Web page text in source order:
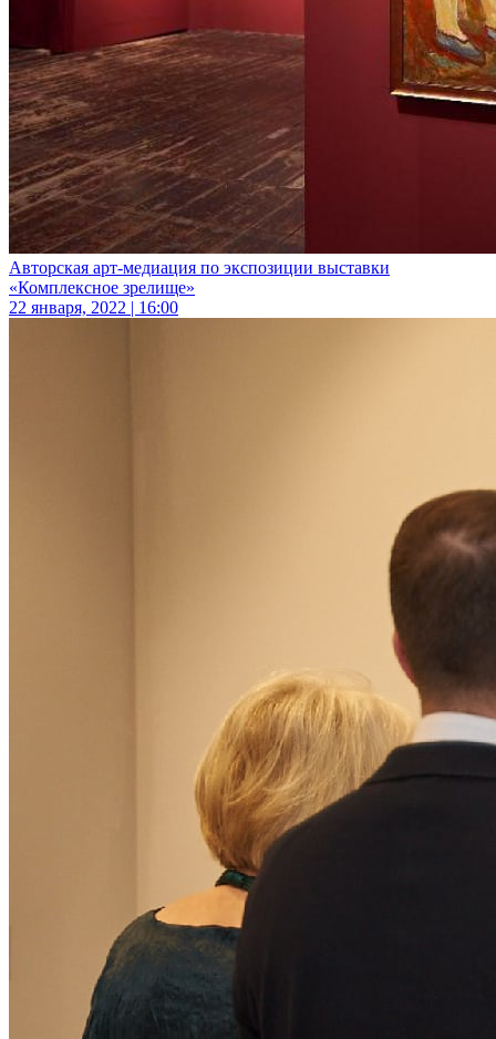
Авторская арт-медиация по экспозиции выставки
«Комплексное зрелище»
22 января, 2022 | 16:00